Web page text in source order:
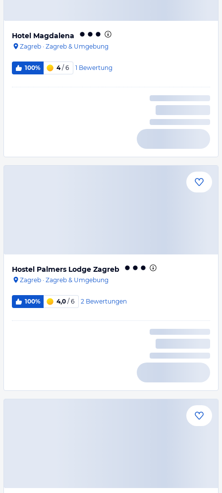
Hotel Magdalena
Zagreb · Zagreb & Umgebung
100% 4/ 6 1 Bewertung
Hostel Palmers Lodge Zagreb
Zagreb · Zagreb & Umgebung
100% 4,0 / 6 2 Bewertungen